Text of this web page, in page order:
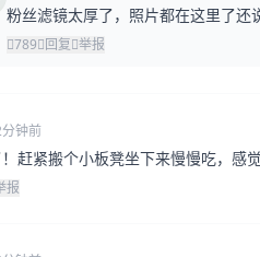
粉丝滤镜太厚了，照片都在这里了还
789 回复 举报
钟前
赶紧搬个小板凳坐下来慢慢吃，感
报